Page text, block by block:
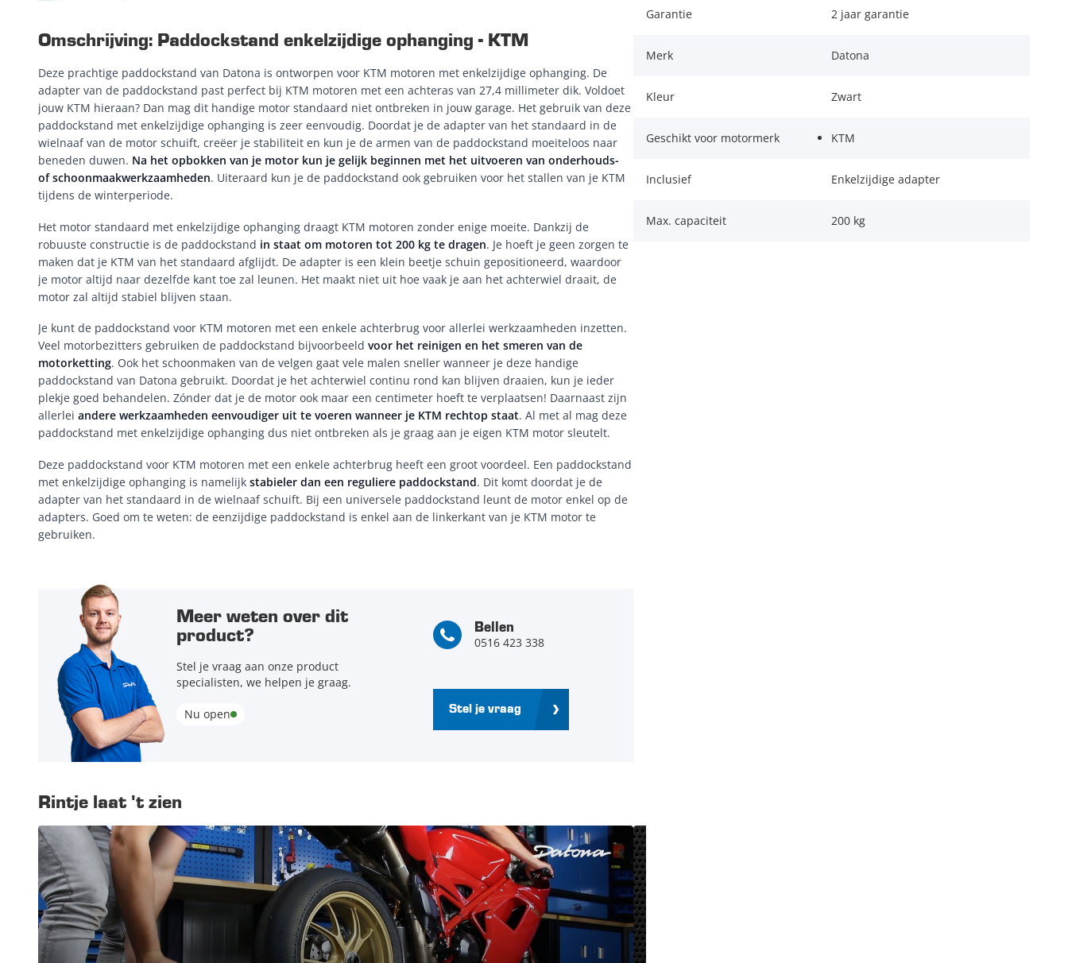
Garantie 2 jaar garantie
Merk Datona
Kleur Zwart
Geschikt voor motormerk KTM
Inclusief Enkelzijdige adapter
Max. capaciteit 200 kg
Omschrijving: Paddockstand enkelzijdige ophanging - KTM
Deze prachtige paddockstand van Datona is ontworpen voor KTM motoren met enkelzijdige ophanging. De
adapter van de paddockstand past perfect bij KTM motoren met een achteras van 27,4 millimeter dik. Voldoet
jouw KTM hieraan? Dan mag dit handige motor standaard niet ontbreken in jouw garage. Het gebruik van deze
paddockstand met enkelzijdige ophanging is zeer eenvoudig. Doordat je de adapter van het standaard in de
wielnaaf van de motor schuift, creëer je stabiliteit en kun je de armen van de paddockstand moeiteloos naar
beneden duwen. Na het opbokken van je motor kun je gelijk beginnen met het uitvoeren van onderhouds-
of schoonmaakwerkzaamheden. Uiteraard kun je de paddockstand ook gebruiken voor het stallen van je KTM
tijdens de winterperiode.
Het motor standaard met enkelzijdige ophanging draagt KTM motoren zonder enige moeite. Dankzij de
robuuste constructie is de paddockstand in staat om motoren tot 200 kg te dragen. Je hoeft je geen zorgen te
maken dat je KTM van het standaard afglijdt. De adapter is een klein beetje schuin gepositioneerd, waardoor
je motor altijd naar dezelfde kant toe zal leunen. Het maakt niet uit hoe vaak je aan het achterwiel draait, de
motor zal altijd stabiel blijven staan.
Je kunt de paddockstand voor KTM motoren met een enkele achterbrug voor allerlei werkzaamheden inzetten.
Veel motorbezitters gebruiken de paddockstand bijvoorbeeld voor het reinigen en het smeren van de
motorketting. Ook het schoonmaken van de velgen gaat vele malen sneller wanneer je deze handige
paddockstand van Datona gebruikt. Doordat je het achterwiel continu rond kan blijven draaien, kun je ieder
plekje goed behandelen. Zónder dat je de motor ook maar een centimeter hoeft te verplaatsen! Daarnaast zijn
allerlei andere werkzaamheden eenvoudiger uit te voeren wanneer je KTM rechtop staat. Al met al mag deze
paddockstand met enkelzijdige ophanging dus niet ontbreken als je graag aan je eigen KTM motor sleutelt.
Deze paddockstand voor KTM motoren met een enkele achterbrug heeft een groot voordeel. Een paddockstand
met enkelzijdige ophanging is namelijk stabieler dan een reguliere paddockstand. Dit komt doordat je de
adapter van het standaard in de wielnaaf schuift. Bij een universele paddockstand leunt de motor enkel op de
adapters. Goed om te weten: de eenzijdige paddockstand is enkel aan de linkerkant van je KTM motor te
gebruiken.
Meer weten over dit
product?
Stel je vraag aan onze product
specialisten, we helpen je graag.
Nu open
Bellen
0516 423 338
Stel je vraag
Rintje laat 't zien